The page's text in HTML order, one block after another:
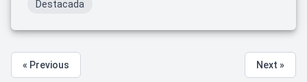
Destacada
« Previous Next »